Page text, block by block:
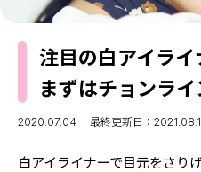
ボディケア
勉強・受験・進路
K-POP
JKランキング・アワード
モデルの購入品
おでかけ
JK TREND
MODELS
MODEL'S BLOG
TikTok
Instagram
注目の白アイライ
まずはチョンライ
2020.07.04 最終更新日：
白アイライナーで目元をさり